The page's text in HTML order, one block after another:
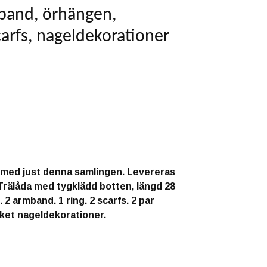
örhängen,
nageldekorationer
just denna samlingen. Levereras
med tygklädd botten, längd 28
2 armband. 1 ring. 2 scarfs. 2 par
nageldekorationer.